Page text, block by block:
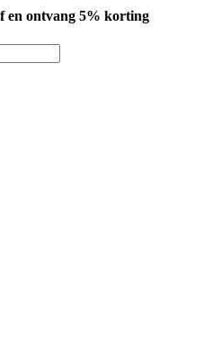
en ontvang 5% korting